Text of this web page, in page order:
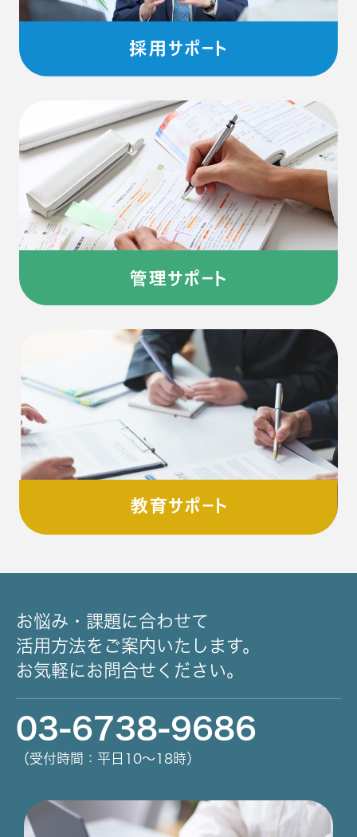
お悩み・課題に合わせて
活用方法をご案内いたします。
お気軽にお問合せください。
03-6738-9686
（受付時間：平日10～18時）